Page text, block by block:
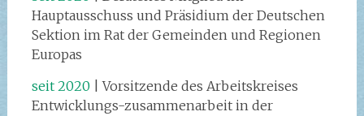
Hauptausschuss und Präsidium der Deutschen
Sektion im Rat der Gemeinden und Regionen
Europas
seit 2020 | Vorsitzende des Arbeitskreises
Entwicklungs-zusammenarbeit in der